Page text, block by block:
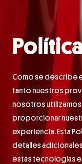
Como se describe
tanto nuestros
nosotros
proporcionar
experiencia. Esta
detalles
estas tecnologías